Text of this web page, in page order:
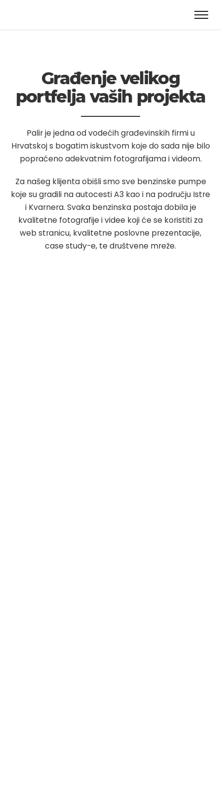
Građenje velikog
portfelja vaših projekta
Palir je jedna od vodećih građevinskih firmi u
Hrvatskoj s bogatim iskustvom koje do sada nije bilo
popraćeno adekvatnim fotografijama i videom.
Za našeg klijenta obišli smo sve benzinske pumpe
koje su gradili na autocesti A3 kao i na području Istre
i Kvarnera. Svaka benzinska postaja dobila je
kvalitetne fotografije i videe koji će se koristiti za
web stranicu, kvalitetne poslovne prezentacije,
case study-e, te društvene mreže.